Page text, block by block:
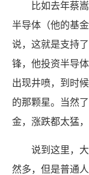
比如去年蔡
半导体（他的基
说，这就是支持
锋，他投资半导
出现井喷，到时
的那颗星。当然
金，涨跌都太猛
说到这里，
然多，但是普通